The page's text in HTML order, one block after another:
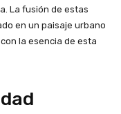
La fusión de estas
en un paisaje urbano
la esencia de esta